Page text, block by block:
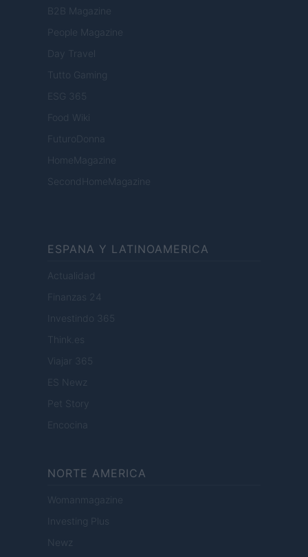
B2B Magazine
People Magazine
Day Travel
Tutto Gaming
ESG 365
Food Wiki
FuturoDonna
HomeMagazine
SecondHomeMagazine
ESPANA Y LATINOAMERICA
Actualidad
Finanzas 24
Investindo 365
Think.es
Viajar 365
ES Newz
Pet Story
Encocina
NORTE AMERICA
Womanmagazine
Investing Plus
Newz